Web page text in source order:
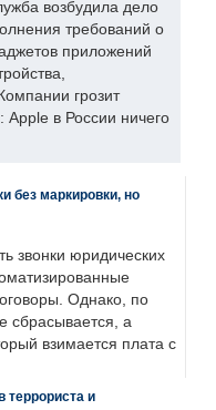
возбудила дело
требований о
приложений
грозит
в России ничего
без маркировки, но
звонки юридических
Однако, по
сбрасывается, а
взимается плата с
террориста и